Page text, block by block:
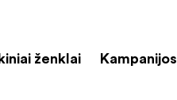
ženklai Kampanijos